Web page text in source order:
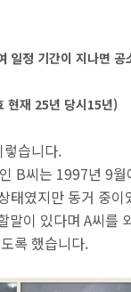
일정 기간이 지나면 공
현재 25년 당시15년)
습니다.
B씨는 1997년 9
태였지만 동거 중이
말이 있다며 A씨를
록 했습니다.